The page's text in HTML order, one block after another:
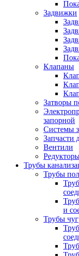
Задвижки
Клапаны
Затворы
запорной
Системы
Запчасти
Вентили
Трубы
Трубы
и
Трубы